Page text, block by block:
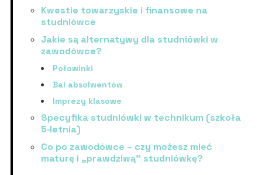
Kwestie towarzyskie i finansowe na
studniówce
Jakie są alternatywy dla studniówki w
zawodówce?
Połowinki
Bal absolwentów
Imprezy klasowe
Specyfika studniówki w technikum (szkoła
5‑letnia)
Co po zawodówce – czy możesz mieć
maturę i „prawdziwą” studniówkę?